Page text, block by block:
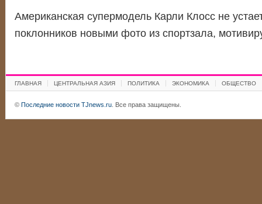
Американская супермодель Карли Клосс не
поклонников новыми фото из спортзала,
ГЛАВНАЯ ЦЕНТРАЛЬНАЯ АЗИЯ ПОЛИТИКА ЭКОНОМИКА ОБЩЕСТВО
© Последние новости TJnews.ru. Все права защищены.